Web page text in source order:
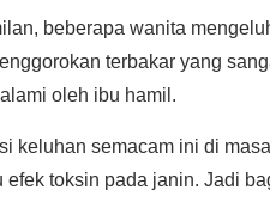
beberapa wanita
terbakar yang
oleh ibu hamil.
keluhan semacam ini di
toksin pada janin. Jadi